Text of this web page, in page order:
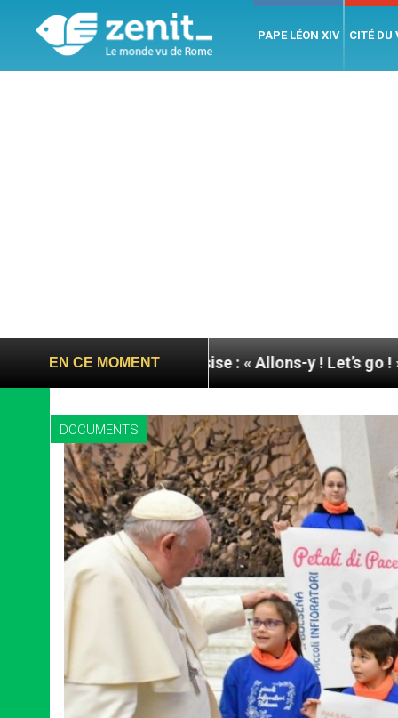
PAPE LÉON XIV CITÉ DU
EN CE MOMENT
pape à Assise : « Allons-y ! Let’s go ! »
DOCUMENTS